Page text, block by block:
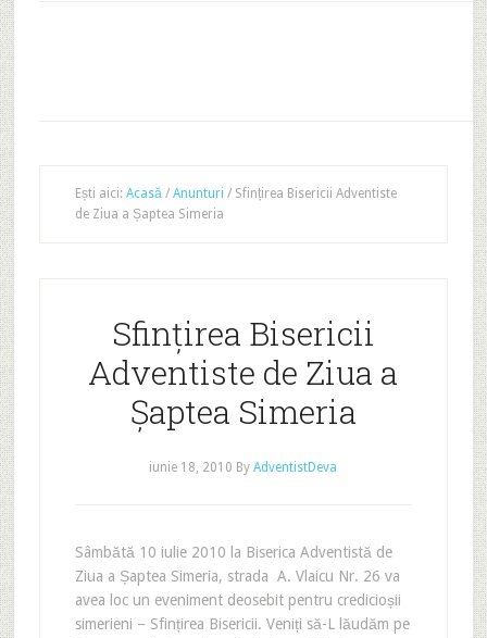
Ești aici: Acasă / Anunturi /Sfințirea Bisericii Adventiste
de Ziua a Șaptea Simeria
Sfințirea Bisericii
Adventiste de Ziua a
Șaptea Simeria
iunie 18, 2010 ByAdventistDeva
Sâmbătă 10 iulie 2010 la Biserica Adventistă de
Ziua a Șaptea Simeria, strada A. Vlaicu Nr. 26 va
avea loc un eveniment deosebit pentru credicioșii
simerieni – Sfințirea Bisericii. Veniți să-L lăudăm pe